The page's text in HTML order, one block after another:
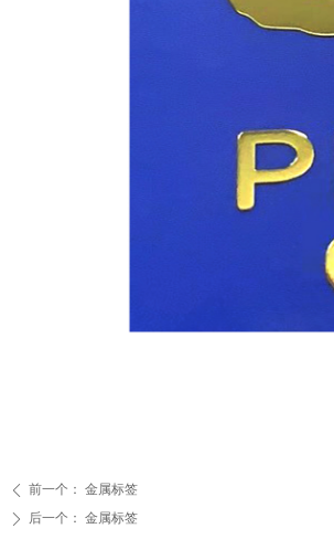
ꄴ 前一个： 金属标签
ꄲ 后一个： 金属标签